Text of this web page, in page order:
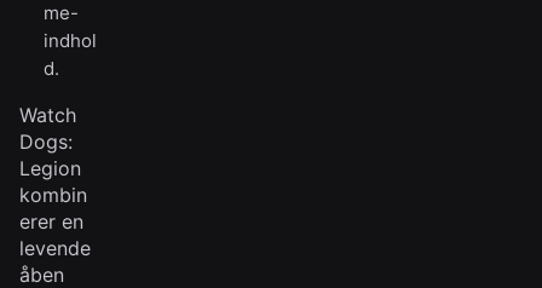
me-
indhol
d.
Watch
Dogs:
Legion
kombin
erer en
levende
åben